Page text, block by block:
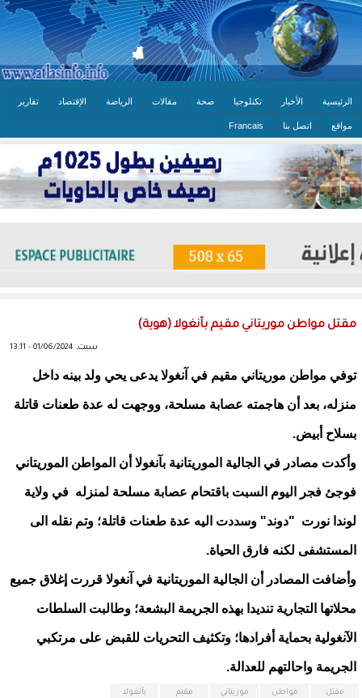
الرئيسية الأخبار تكنلوجيا صحة مقالات الرياضة الإقتصاد تقارير
مواقع اتصل بنا Francais
مقتل مواطن موريتاني مقيم بآنغولا (هوية)
سبت, 01/06/2024 - 13:11
توفي مواطن موريتاني مقيم في آنغولا يدعى يحي ولد بينه داخل
منزله، بعد أن هاجمته عصابة مسلحة، ووجهت له عدة طعنات قاتلة
بسلاح أبيض.
وأكدت مصادر في الجالية الموريتانية بآنغولا أن المواطن الموريتاني
فوجئ فجر اليوم السبت باقتحام عصابة مسلحة لمنزله في ولاية
لوندا نورت "دوند" وسددت اليه عدة طعنات قاتلة؛ وتم نقله الى
المستشفى لكنه فارق الحياة.
وأضافت المصادر أن الجالية الموريتانية في آنغولا قررت إغلاق جميع
محلاتها التجارية تنديدا بهذه الجريمة البشعة؛ وطالبت السلطات
الآنغولية بحماية أفرادها؛ وتكثيف التحريات للقبض على مرتكبي
الجريمة واحالتهم للعدالة.
مقتل مواطن موريتاني مقيم بآنغولا